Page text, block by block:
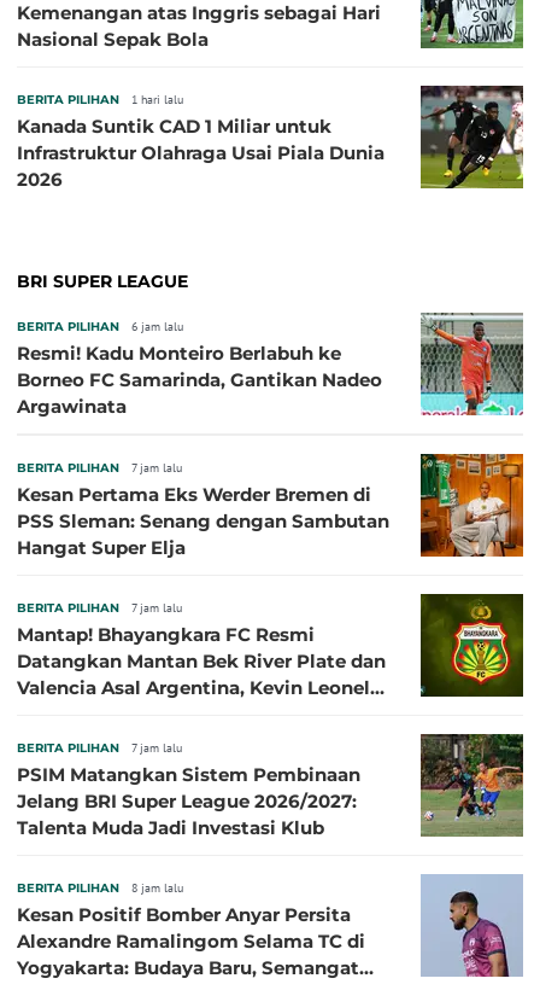
Kemenangan atas Inggris sebagai Hari
Nasional Sepak Bola
BERITA PILIHAN 1 hari lalu
Kanada Suntik CAD 1 Miliar untuk
Infrastruktur Olahraga Usai Piala Dunia
2026
BRI SUPER LEAGUE
BERITA PILIHAN 6 jam lalu
Resmi! Kadu Monteiro Berlabuh ke
Borneo FC Samarinda, Gantikan Nadeo
Argawinata
BERITA PILIHAN 7 jam lalu
Kesan Pertama Eks Werder Bremen di
PSS Sleman: Senang dengan Sambutan
Hangat Super Elja
BERITA PILIHAN 7 jam lalu
Mantap! Bhayangkara FC Resmi
Datangkan Mantan Bek River Plate dan
Valencia Asal Argentina, Kevin Leonel
BERITA PILIHAN 7 jam lalu
PSIM Matangkan Sistem Pembinaan
Jelang BRI Super League 2026/2027:
Talenta Muda Jadi Investasi Klub
BERITA PILIHAN 8 jam lalu
Kesan Positif Bomber Anyar Persita
Alexandre Ramalingom Selama TC di
Yogyakarta: Budaya Baru, Semangat